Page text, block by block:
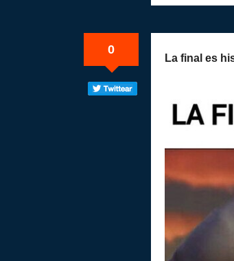
0
La final es